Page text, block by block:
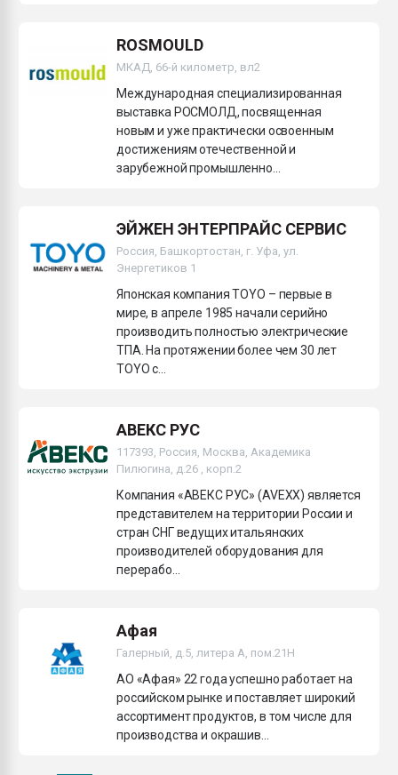
ROSMOULD
МКАД, 66-й километр, вл2
Международная специализированная
выставка РОСМОЛД, посвященная
новым и уже практически освоенным
достижениям отечественной и
зарубежной промышленно...
ЭЙЖЕН ЭНТЕРПРАЙС СЕРВИС
Россия, Башкортостан, г. Уфа, ул.
Энергетиков 1
Японская компания TOYO – первые в
мире, в апреле 1985 начали серийно
производить полностью электрические
ТПА. На протяжении более чем 30 лет
TOYO с...
АВЕКС РУС
117393, Россия, Москва, Академика
Пилюгина, д.26 , корп.2
Компания «АВЕКС РУС» (AVEXX) является
представителем на территории России и
стран СНГ ведущих итальянских
производителей оборудования для
перерабо...
Афая
Галерный, д.5, литера А, пом.21H
АО «Афая» 22 года успешно работает на
российском рынке и поставляет широкий
ассортимент продуктов, в том числе для
производства и окрашив...